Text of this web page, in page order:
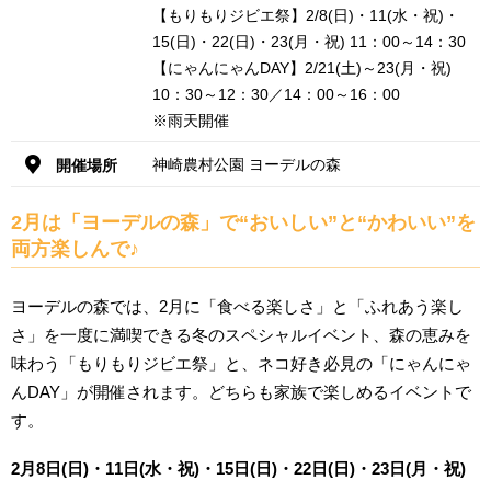
【もりもりジビエ祭】2/8(日)・11(水・祝)・
15(日)・22(日)・23(月・祝) 11：00～14：30
【にゃんにゃんDAY】2/21(土)～23(月・祝)
10：30～12：30／14：00～16：00
※雨天開催
開催場所 神崎農村公園 ヨーデルの森
2月は「ヨーデルの森」で“おいしい”と“かわいい”を
両方楽しんで♪
ヨーデルの森では、2月に「食べる楽しさ」と「ふれあう楽し
さ」を一度に満喫できる冬のスペシャルイベント、森の恵みを
味わう「もりもりジビエ祭」と、ネコ好き必見の「にゃんにゃ
んDAY」が開催されます。どちらも家族で楽しめるイベントで
す。
2月8日(日)・11日(水・祝)・15日(日)・22日(日)・23日(月・祝)